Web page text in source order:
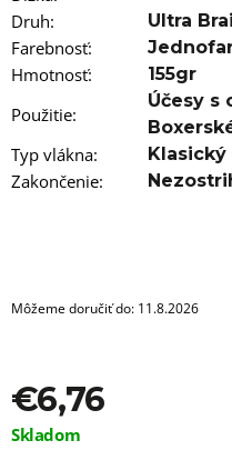
Druh: Ultra
Farebnosť:
Hmotnosť: 155gr
Použitie:
Účesy s
Typ vlákna: Klasický
Zakončenie:
Môžeme doručiť do: 11.8.2026
€6,76
Jednotková
Skladom
m
e
EZ
M47
€4,20